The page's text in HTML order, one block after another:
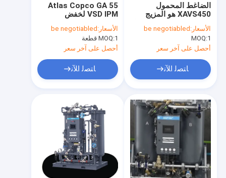
Atlas Copco GA 55
VSD IPM لخفض
التكاليف التشغيلية
واستهلاك الطاقة
الأسعار: be negotiabled
MOQ:1 قطعة
أحصل على آخر سعر
ﺎﺘﺼﻟ ﺍﻶﻧ
الضاغط المحمول
XAVS450 هو المزيج
المثالي بين سهولة الحمل
والأداء
الأسعار: be negotiabled
MOQ:1
أحصل على آخر سعر
ﺎﺘﺼﻟ ﺍﻶﻧ